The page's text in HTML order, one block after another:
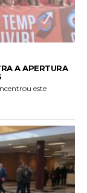
A APERTURA
este